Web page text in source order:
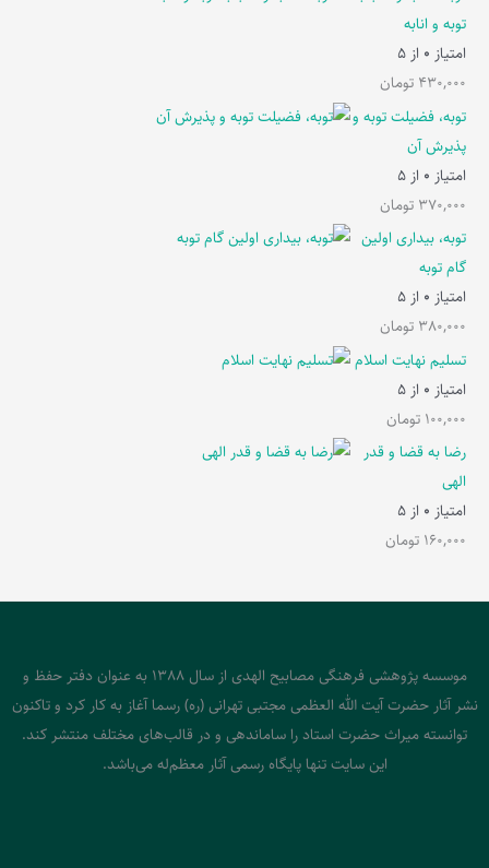
توبه و انابه
امتیاز 0 از 5
430,000 تومان
توبه، فضیلت توبه و
پذیرش آن
امتیاز 0 از 5
370,000 تومان
توبه، بیداری اولین
گام توبه
امتیاز 0 از 5
380,000 تومان
تسلیم نهایت اسلام
امتیاز 0 از 5
100,000 تومان
رضا به قضا و قدر
الهی
امتیاز 0 از 5
160,000 تومان
موسسه پژوهشی فرهنگی مصابیح الهدی از سال 1388 به عنوان دفتر حفظ و
نشر آثار حضرت آیت الله العظمی مجتبی تهرانی (ره) رسما آغاز به کار کرد و تاکنون
توانسته میراث حضرت استاد را ساماندهی و در قالب‌های مختلف منتشر کند.
این سایت تنها پایگاه رسمی آثار معظم‌له می‌باشد.